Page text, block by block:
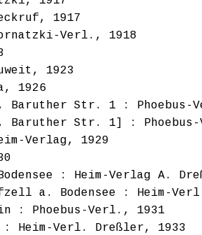
1917
Verl., 1918
1923
1926
Baruther Str. 1 : Phoebus-
Baruther Str. 1] : Phoebus-
Verlag, 1929
: Heim-Verlag A.
a. Bodensee : Heim-
: Phoebus-Verl., 1931
Heim-Verl. Dreßler, 1933